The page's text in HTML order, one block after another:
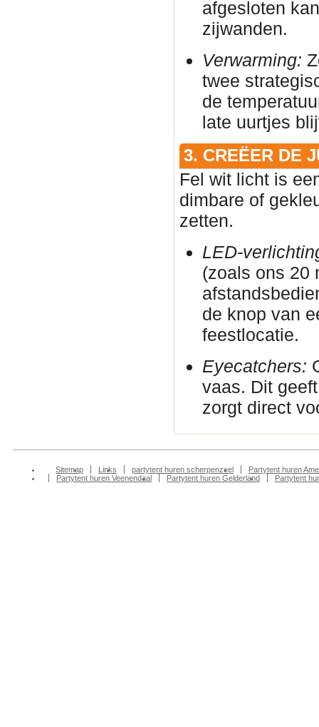
afgesloten
zijwanden.
Verwarming:
twee
de
late uurtjes
3. CREËER DE
Fel wit licht is
dimbare of
zetten.
LED-
(zoals ons 20
de knop van
feestlocatie.
Eyecatchers:
vaas. Dit
zorgt direct
Sitemap Links partytent huren scherpenzeel
Partytent huren
Partytent huren Veenendaal
Partytent huren Gelderland Partytent